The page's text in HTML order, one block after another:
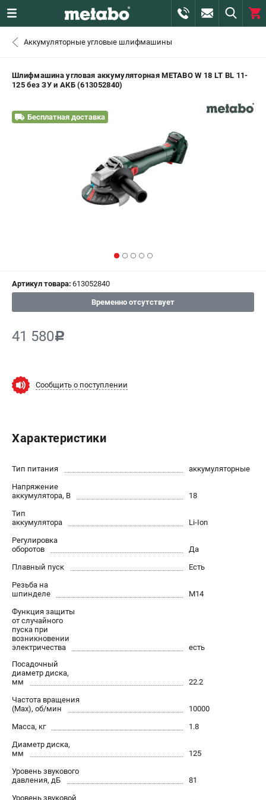
СРАВНЕНИЕ ( 0 )
ВХОД ИЛИ РЕГИСТРАЦИЯ
ЗАКАЗАТЬ ЗАПЧАСТЬ
+7 (911) 360-06-14 | +7 (8112) 59-10-67
0 ₽
Контакты
Способы оплаты
О компании
О бренде
Политика обработки персональных данных
Новости
Программа бонусов
Как нас найти
Пользовательское соглашение
Угловые шлифмашины (УШМ)
Дрели
АККУМУЛЯТОРНЫЙ ИНСТРУМЕНТ
Аккумуляторные шуруповерты
Аккумуляторные угловые шлифмашины
Шлифмашина угловая аккумуляторная METABO W 18 LT BL 11-
125 без ЗУ и АКБ (613052840)
Бесплатная доставка
Артикул товара: 613052840
Временно отсутствует
41 580c
Сообщить о поступлении
Характеристики
Тип питания
аккумуляторные
Напряжение
аккумулятора, В
18
Тип
аккумулятора
Li-Ion
Регулировка
оборотов
Да
Плавный пуск
Есть
Резьба на
шпинделе
М14
Функция защиты
от случайного
пуска при
возникновении
электричества
есть
Посадочный
диаметр диска,
мм
22.2
Частота вращения
(Max), об/мин
10000
Масса, кг
1.8
Диаметр диска,
мм
125
Уровень звукового
давления, дБ
81
Уровень звуковой